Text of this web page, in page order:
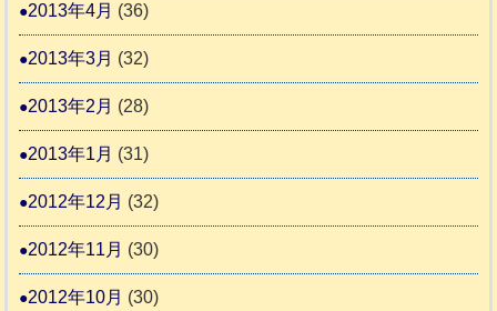
2013年4月 (36)
2013年3月 (32)
2013年2月 (28)
2013年1月 (31)
2012年12月 (32)
2012年11月 (30)
2012年10月 (30)